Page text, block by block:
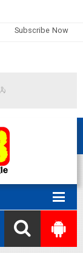
Subscribe Now